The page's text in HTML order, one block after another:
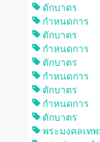
ตักบาตร
กำหนดการ
ตักบาตร
กำหนดการ
ตักบาตร
กำหนดการ
ตักบาตร
กำหนดการ
ตักบาตร
พระมงคลเท